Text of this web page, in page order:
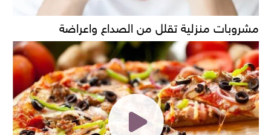
مشروبات منزلية تقلل من الصداع واعراضة